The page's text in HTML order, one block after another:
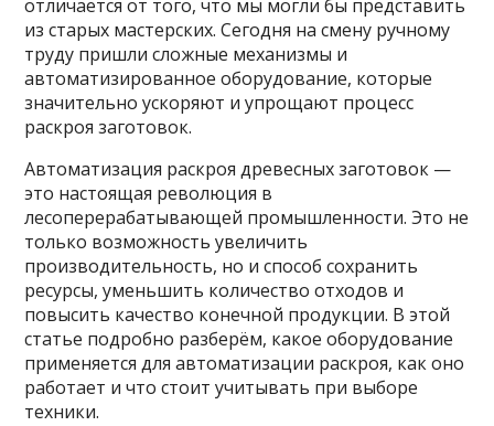
отличается от того, что мы могли бы представить
из старых мастерских. Сегодня на смену ручному
труду пришли сложные механизмы и
автоматизированное оборудование, которые
значительно ускоряют и упрощают процесс
раскроя заготовок.
Автоматизация раскроя древесных заготовок —
это настоящая революция в
лесоперерабатывающей промышленности. Это не
только возможность увеличить
производительность, но и способ сохранить
ресурсы, уменьшить количество отходов и
повысить качество конечной продукции. В этой
статье подробно разберём, какое оборудование
применяется для автоматизации раскроя, как оно
работает и что стоит учитывать при выборе
техники.